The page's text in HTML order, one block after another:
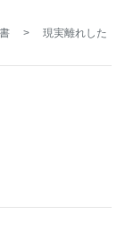
>
現実離れした